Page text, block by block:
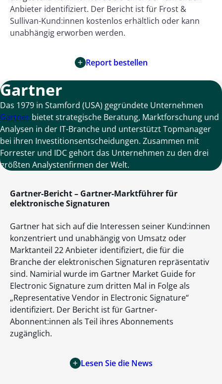
Anbieter identifiziert. Der Bericht ist für Frost &
Sullivan-Kund:innen kostenlos erhältlich oder kann
unabhängig erworben werden.
Report bestellen
Gartner
Das 1979 in Stamford (USA) gegründete Unternehmen
Gartner bietet strategische Beratung, Marktforschung und
Analysen in der IT-Branche und unterstützt Topmanager
bei ihren Investitionsentscheidungen. Zusammen mit
Forrester und IDC gehört das Unternehmen zu den drei
größten Analystenfirmen der Welt.
Gartner-Bericht – Gartner-Marktführer für
elektronische Signaturen
Gartner hat sich auf die Interessen seiner Kund:innen
konzentriert und unabhängig von Umsatz oder
Marktanteil 22 Anbieter identifiziert, die für die
Branche der elektronischen Signaturen repräsentativ
sind. Namirial wurde im Gartner Market Guide for
Electronic Signature zum dritten Mal in Folge als
„Representative Vendor in Electronic Signature“
identifiziert. Der Bericht ist für Gartner-
Abonnent:innen als Teil ihres Abonnements
zugänglich.
Lesen Sie die News